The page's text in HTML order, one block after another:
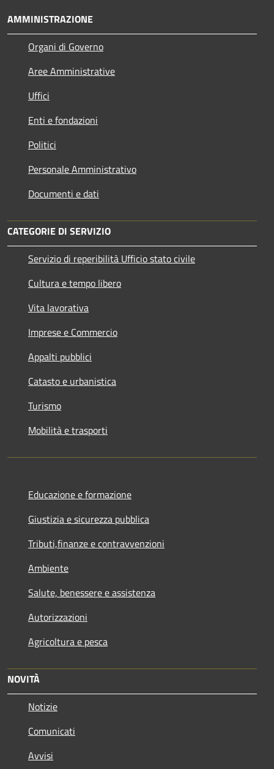
AMMINISTRAZIONE
Organi di Governo
Aree Amministrative
Uffici
Enti e fondazioni
Politici
Personale Amministrativo
Documenti e dati
CATEGORIE DI SERVIZIO
Servizio di reperibilità Ufficio stato civile
Cultura e tempo libero
Vita lavorativa
Imprese e Commercio
Appalti pubblici
Catasto e urbanistica
Turismo
Mobilità e trasporti
Educazione e formazione
Giustizia e sicurezza pubblica
Tributi,finanze e contravvenzioni
Ambiente
Salute, benessere e assistenza
Autorizzazioni
Agricoltura e pesca
NOVITÀ
Notizie
Comunicati
Avvisi